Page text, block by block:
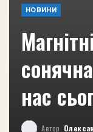
НОВИНИ
нас
Автор